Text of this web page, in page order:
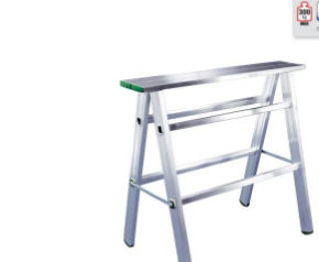
RAMPE DI CARICO E PASSERELLE
ESPOSITORI
ACCESSORI, RICAMBI E